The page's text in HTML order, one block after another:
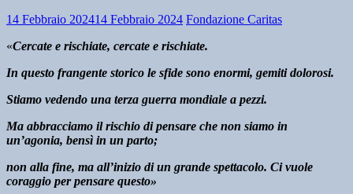
14 Febbraio 202414 Febbraio 2024 Fondazione Caritas
«Cercate e rischiate, cercate e rischiate.
In questo frangente storico le sfide sono enormi, gemiti dolorosi.
Stiamo vedendo una terza guerra mondiale a pezzi.
Ma abbracciamo il rischio di pensare che non siamo in
un’agonia, bensì in un parto;
non alla fine, ma all’inizio di un grande spettacolo. Ci vuole
coraggio per pensare questo»